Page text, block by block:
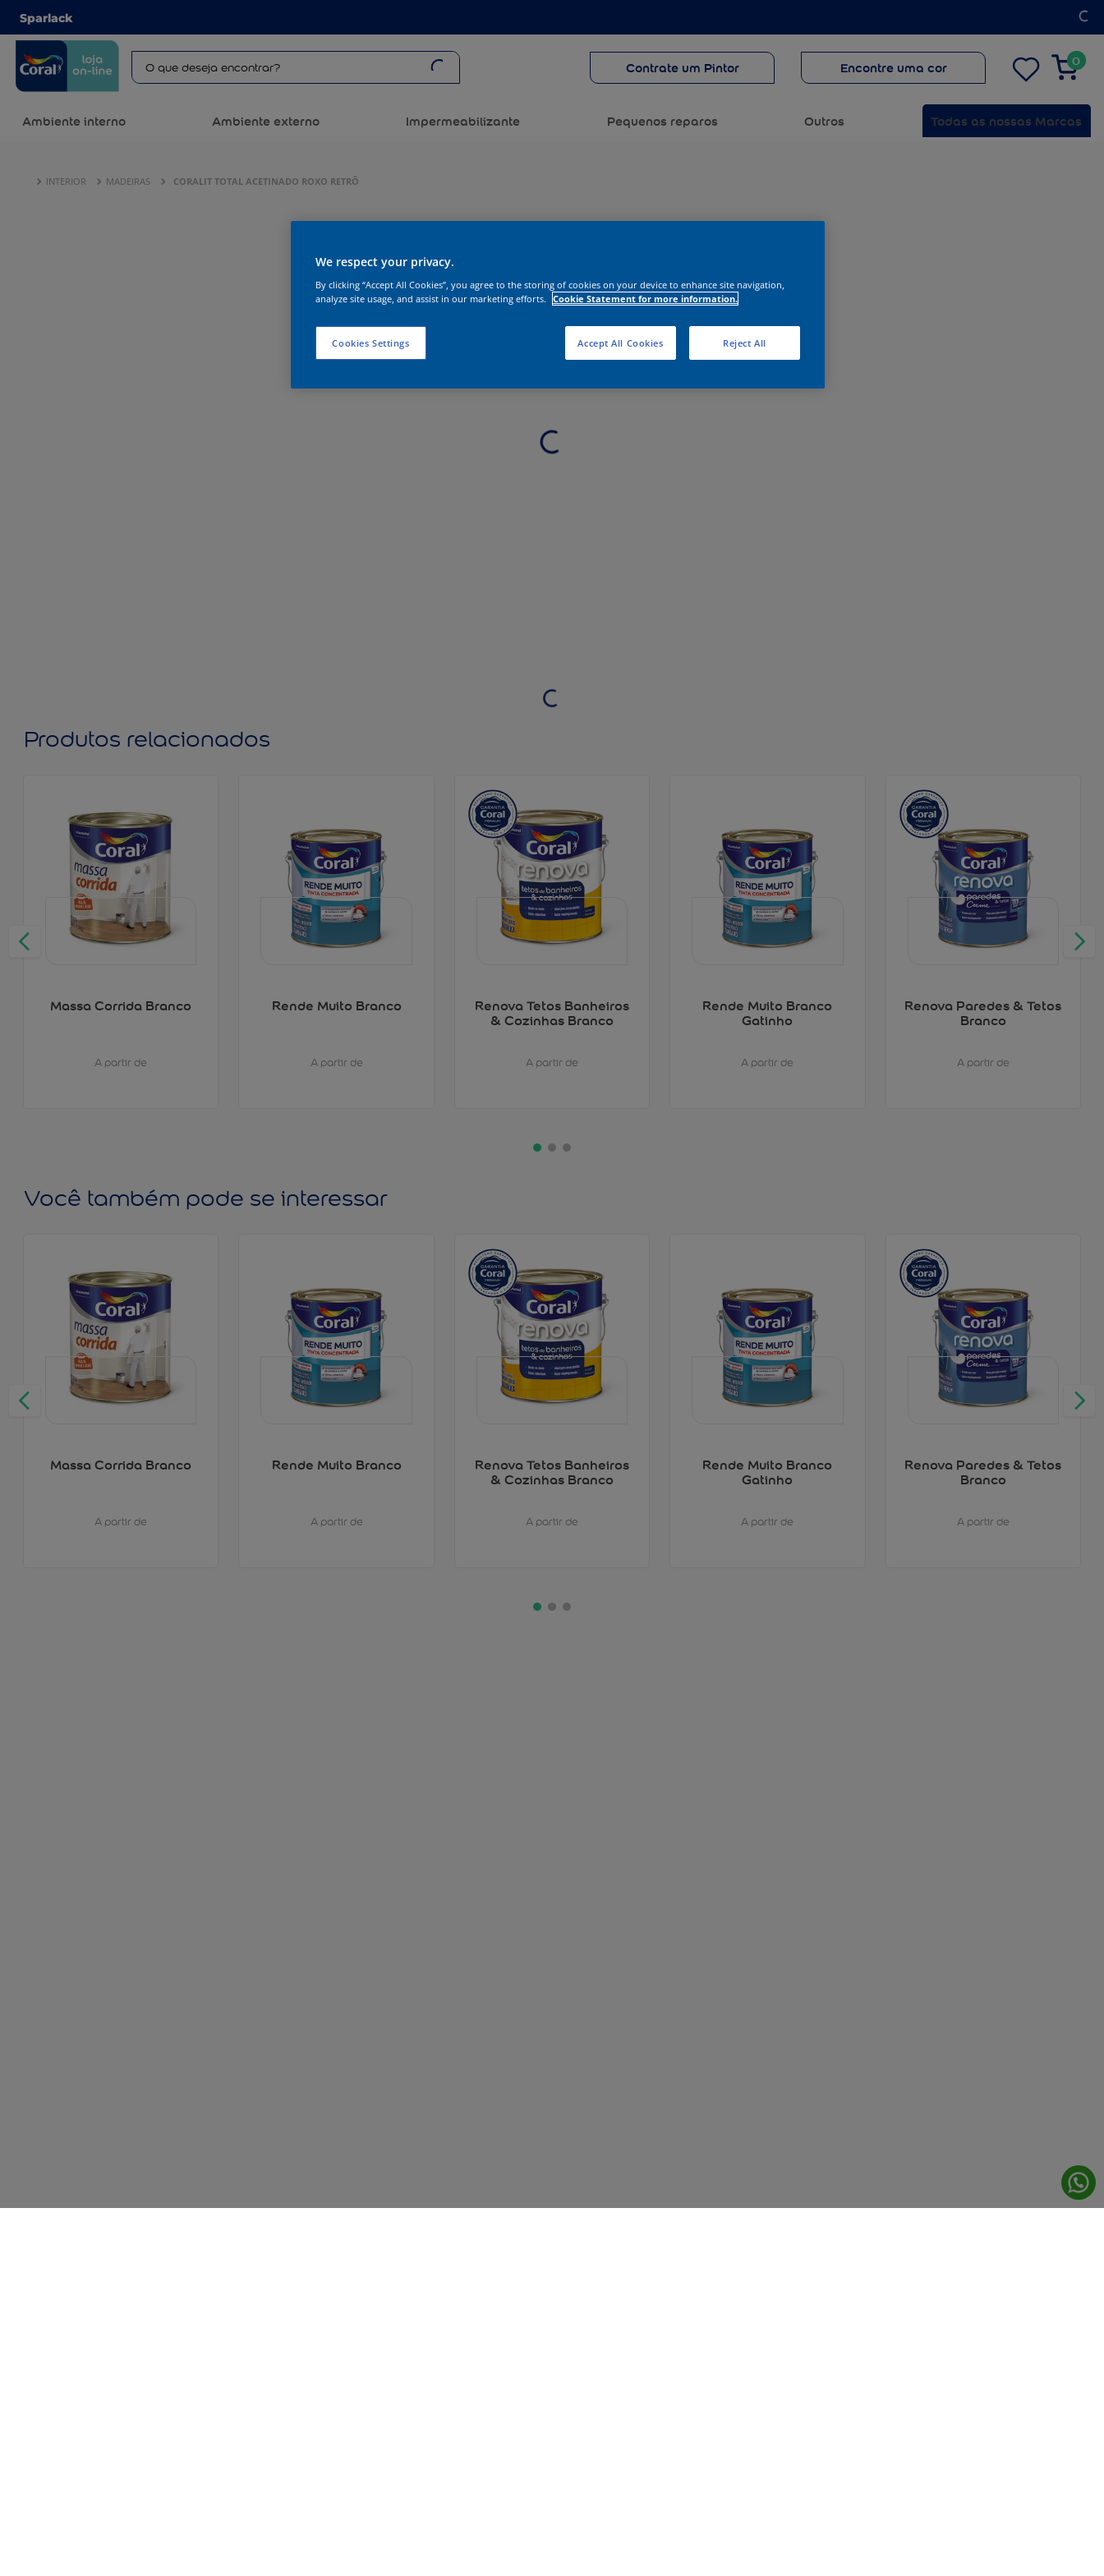
Sparlack
Contrate um Pintor Encontre uma cor 0
Ambiente interno Ambiente externo Impermeabilizante Pequenos reparos Outros Todas as nossas Marcas
INTERIOR MADEIRAS CORALIT TOTAL ACETINADO ROXO RETRÔ
Produtos relacionados
Massa Corrida Branco
A partir de
Rende Muito Branco
A partir de
Renova Tetos Banheiros
& Cozinhas Branco
A partir de
Rende Muito Branco
Gatinho
A partir de
Renova Paredes & Tetos
Branco
A partir de
Você também pode se interessar
Massa Corrida Branco
A partir de
Rende Muito Branco
A partir de
Renova Tetos Banheiros
& Cozinhas Branco
A partir de
Rende Muito Branco
Gatinho
A partir de
Renova Paredes & Tetos
Branco
A partir de
We respect your privacy.
By clicking “Accept All Cookies”, you agree to the storing of cookies on your device to enhance site navigation,
analyze site usage, and assist in our marketing efforts. Cookie Statement for more information.
Cookies Settings Reject All
Accept All Cookies